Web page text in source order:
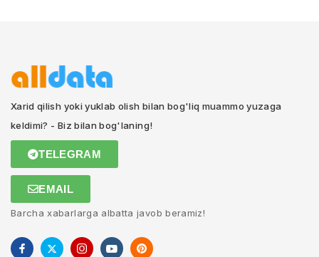
Xarid qilish yoki yuklab olish bilan bog'liq muammo yuzaga
keldimi? - Biz bilan bog'laning!
TELEGRAM
EMAIL
Barcha xabarlarga albatta javob beramiz!